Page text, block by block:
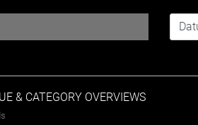
& CATEGORY OVERVIEWS